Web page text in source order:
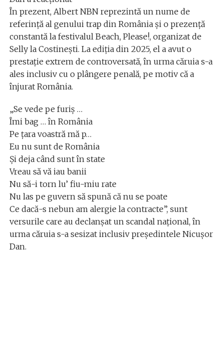
În prezent, Albert NBN reprezintă un nume de
referință al genului trap din România și o prezență
constantă la festivalul Beach, Please!, organizat de
Selly la Costinești. La ediția din 2025, el a avut o
prestație extrem de controversată, în urma căruia s-a
ales inclusiv cu o plângere penală, pe motiv că a
înjurat România.
„Se vede pe furiș …
Îmi bag … în România
Pe țara voastră mă p…
Eu nu sunt de România
Și deja când sunt în state
Vreau să vă iau banii
Nu să-i torn lu’ fiu-miu rate
Nu las pe guvern să spună că nu se poate
Ce dacă-s nebun am alergie la contracte”, sunt
versurile care au declanșat un scandal național, în
urma căruia s-a sesizat inclusiv președintele Nicușor
Dan.